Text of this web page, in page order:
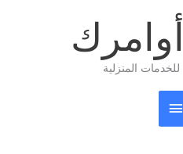
أوامرك
للخدمات المنزلية
القائمة
الرئيسية